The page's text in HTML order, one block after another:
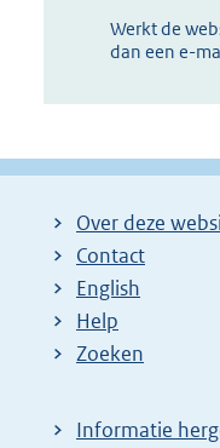
Werkt de
dan een e-
Over deze
Contact
English
Help
Zoeken
Informatie